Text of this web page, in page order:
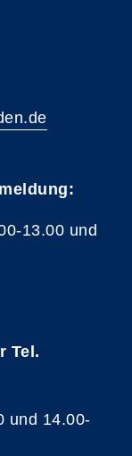
13.00 und
Tel.
und 14.00-